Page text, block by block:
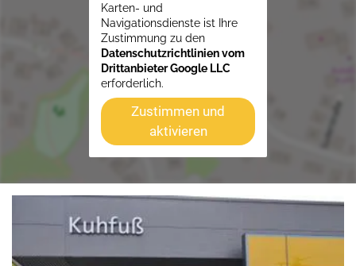
Karten- und
Navigationsdienste ist Ihre
Zustimmung zu den
Datenschutzrichtlinien vom
Drittanbieter Google LLC
erforderlich.
Zustimmen und
aktivieren